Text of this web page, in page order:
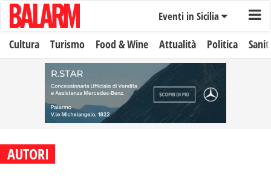
Eventi in Sicilia
Cultura Turismo Food & Wine Attualità Politica
AUTORI